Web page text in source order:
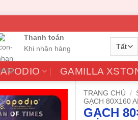
Thanh toán
Khi nhận hàng
APODIO GAMILLA
TRANG CHỦ /
GẠCH 80X160
GẠCH